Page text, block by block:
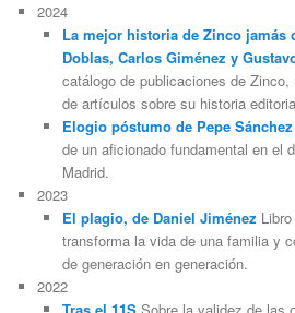
2024
La mejor historia de Zinco jamás
Doblas, Carlos Giménez y
catálogo de publicaciones de Zinco,
de artículos sobre su historia
Elogio póstumo de Pepe
de un aficionado fundamental en el
Madrid.
2023
El plagio, de Daniel Jiménez
transforma la vida de una familia y
de generación en generación.
2022